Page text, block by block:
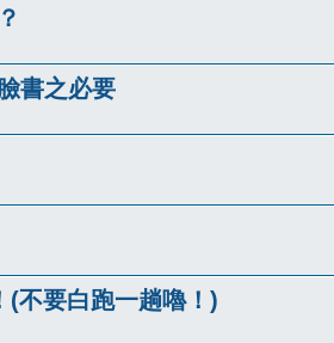
書之必要
(不要白跑一趟嚕！)